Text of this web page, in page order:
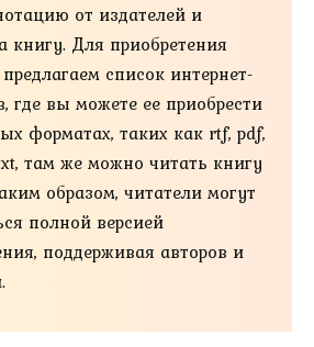
от издателей и
книгу. Для приобретения
список интернет-
где вы можете ее приобрести
форматах, таких как rtf, pdf,
там же можно читать книгу
образом, читатели могут
полной версией
поддерживая авторов и